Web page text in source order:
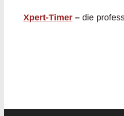
Xpert-Timer– die